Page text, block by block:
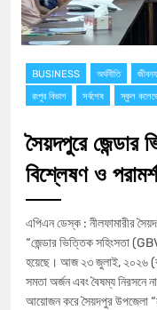
BUSINESS অর্থনীতি
রংপুর বিভাগ
সর্বশেষ স্কুল
সৈয়দপুরে জেন্ডার
বিশ্লেষণ ও
এপিএন ডেস্ক : নীলফামারীর
“জেন্ডার ভিত্তিক সহিংসতা
হয়েছে। ​আজ ২৩ জুলাই, ২০২৬
সমতা অর্জন এবং বৈষম্য নিরসনে
আয়োজন করে সৈয়দপুর উপজেলা